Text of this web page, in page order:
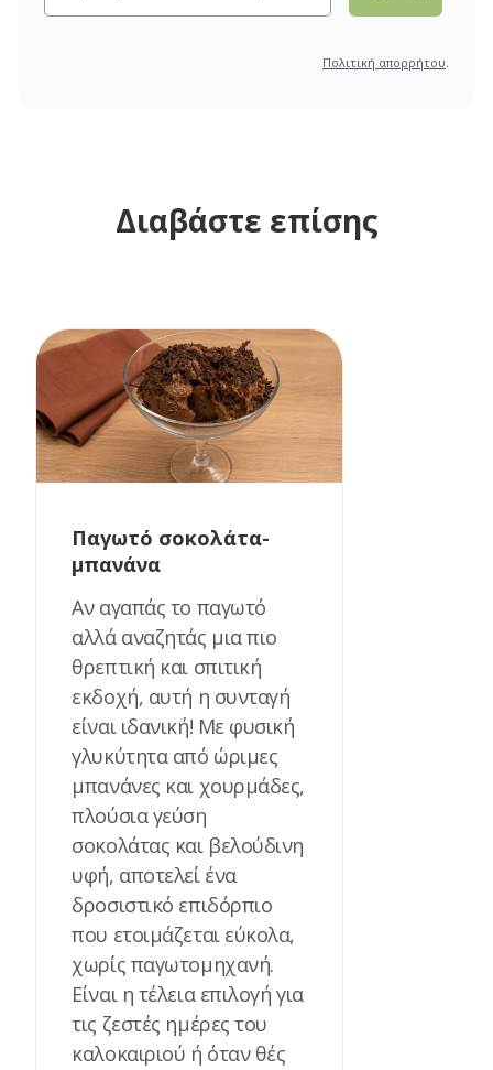
Πολιτική απορρήτου.
Διαβάστε επίσης
Παγωτό σοκολάτα-
μπανάνα
Αν αγαπάς το παγωτό
αλλά αναζητάς μια πιο
θρεπτική και σπιτική
εκδοχή, αυτή η συνταγή
είναι ιδανική! Με φυσική
γλυκύτητα από ώριμες
μπανάνες και χουρμάδες,
πλούσια γεύση
σοκολάτας και βελούδινη
υφή, αποτελεί ένα
δροσιστικό επιδόρπιο
που ετοιμάζεται εύκολα,
χωρίς παγωτομηχανή.
Είναι η τέλεια επιλογή για
τις ζεστές ημέρες του
καλοκαιριού ή όταν θές